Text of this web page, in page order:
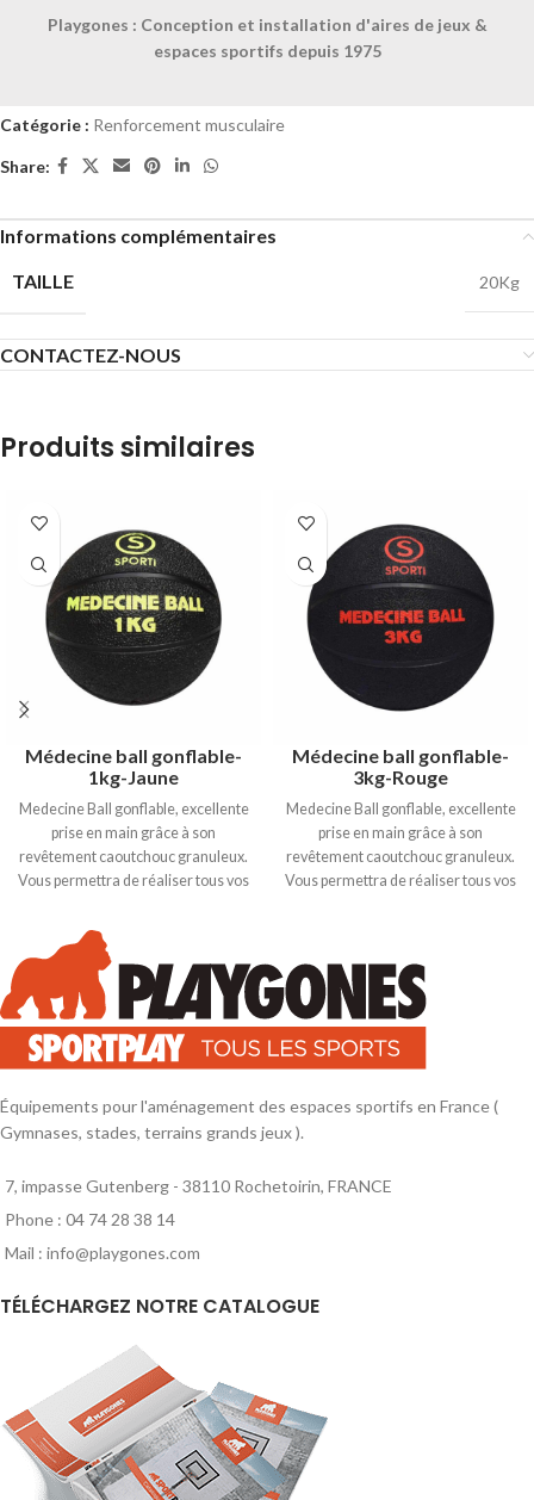
Playgones : Conception et installation d'aires de jeux &
espaces sportifs depuis 1975
Ajouter à la liste
Catégorie : Renforcement musculaire
Share:
Informations complémentaires
TAILLE
20Kg
CONTACTEZ-NOUS
Produits similaires
Médecine ball gonflable-
1kg-Jaune
Medecine Ball gonflable, excellente
prise en main grâce à son
revêtement caoutchouc granuleux.
Vous permettra de réaliser tous vos
d’entraînement en toute sécurité. 1
kg. / jaune. Ø 19cm.
Médecine ball gonflable-
3kg-Rouge
Medecine Ball gonflable, excellente
prise en main grâce à son
revêtement caoutchouc granuleux.
Vous permettra de réaliser tous vos
Équipements pour l'aménagement des espaces sportifs en France (
Gymnases, stades, terrains grands jeux ).
7, impasse Gutenberg - 38110 Rochetoirin, FRANCE
Phone : 04 74 28 38 14
Mail : info@playgones.com
TÉLÉCHARGEZ NOTRE CATALOGUE